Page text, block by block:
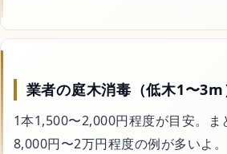
業者の庭木消毒（低木1〜3m
1本1,500〜2,000円程度が目安。ま
8,000円〜2万円程度の例が多いよ。